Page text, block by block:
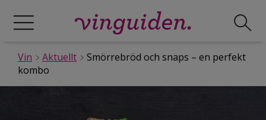
Vin Aktuellt
Smörrebröd och snaps – en perfekt
kombo